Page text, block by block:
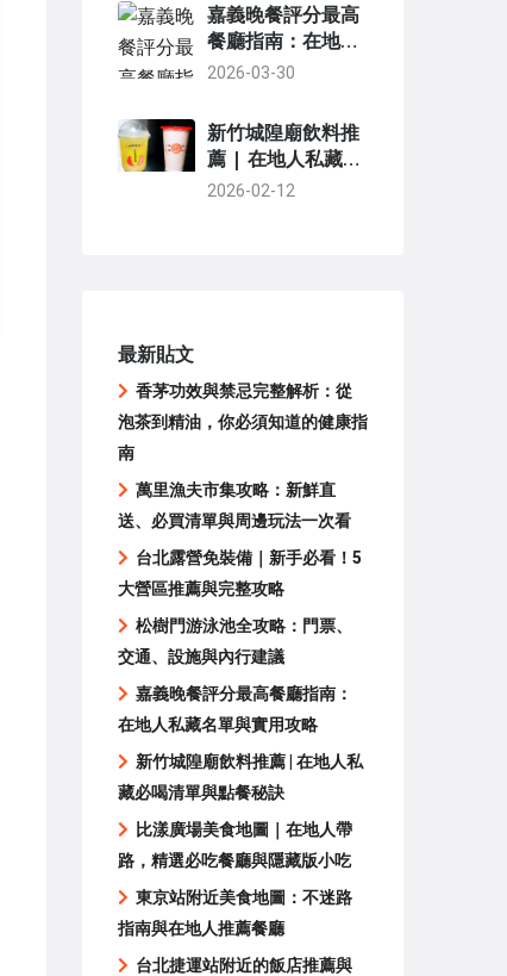
嘉義晚餐評分最高
餐廳指南：在地人
私藏名單與實用攻
2026-03-30
新竹城隍廟飲料推
薦 | 在地人私藏必
喝清單與點餐秘訣
2026-02-12
最新貼文
香茅功效與禁忌完整解析：從
泡茶到精油，你必須知道的健康指
南
萬里漁夫市集攻略：新鮮直
送、必買清單與周邊玩法一次看
台北露營免裝備｜新手必看！5
大營區推薦與完整攻略
松樹門游泳池全攻略：門票、
交通、設施與內行建議
嘉義晚餐評分最高餐廳指南：
在地人私藏名單與實用攻略
新竹城隍廟飲料推薦 | 在地人私
藏必喝清單與點餐秘訣
比漾廣場美食地圖｜在地人帶
路，精選必吃餐廳與隱藏版小吃
東京站附近美食地圖：不迷路
指南與在地人推薦餐廳
台北捷運站附近的飯店推薦與